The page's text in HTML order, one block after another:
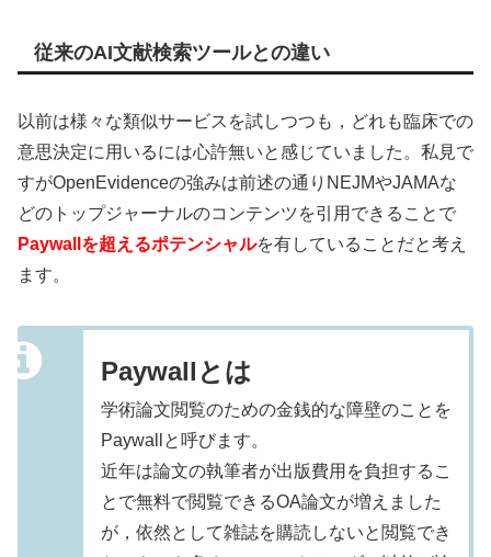
従来のAI文献検索ツールとの違い
以前は様々な類似サービスを試しつつも，どれも臨床での
意思決定に用いるには心許無いと感じていました。私見で
すがOpenEvidenceの強みは前述の通りNEJMやJAMAな
どのトップジャーナルのコンテンツを引用できることで
Paywallを超えるポテンシャルを有していることだと考え
ます。
Paywallとは
学術論文閲覧のための金銭的な障壁のことを
Paywallと呼びます。
近年は論文の執筆者が出版費用を負担するこ
とで無料で閲覧できるOA論文が増えました
が，依然として雑誌を購読しないと閲覧でき